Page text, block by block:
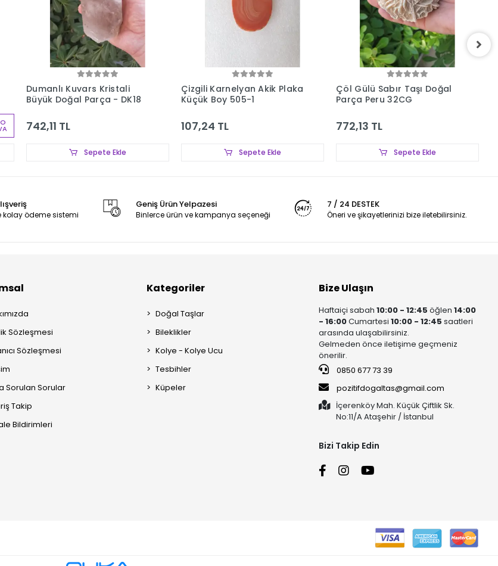
Dumanlı Kuvars Kristali
Büyük Doğal Parça - DK18
742,11 TL
Sepete Ekle
Çizgili Karnelyan Akik Plaka
Küçük Boy 505-1
107,24 TL
Sepete Ekle
Çöl Gülü Sabır Taşı Doğal
Parça Peru 32CG
772,13 TL
Sepete Ekle
kolay ödeme sistemi
Geniş Ürün Yelpazesi
Binlerce ürün ve kampanya seçeneği
7 / 24 DESTEK
Öneri ve şikayetlerinizi bize iletebilirsiniz.
Sözleşmesi
Sözleşmesi
Sorulan Sorular
Takip
Bildirimleri
Kategoriler
Doğal Taşlar
Bileklikler
Kolye - Kolye Ucu
Tesbihler
Küpeler
Bize Ulaşın
Haftaiçi sabah10:00 - 12:45öğlen14:00
- 16:00Cumartesi 10:00 - 12:45 saatleri
arasında ulaşabilirsiniz.
Gelmeden önce iletişime geçmeniz
önerilir.
0850 677 73 39
pozitifdogaltas@gmail.com
İçerenköy Mah. Küçük Çiftlik Sk.
No:11/A Ataşehir / İstanbul
Bizi Takip Edin